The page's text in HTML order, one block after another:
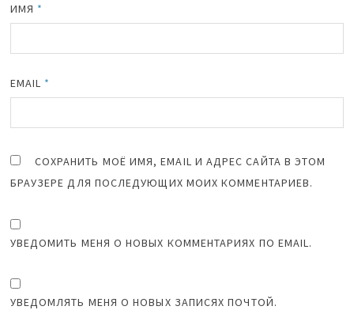
ИМЯ *
EMAIL *
СОХРАНИТЬ МОЁ ИМЯ, EMAIL И АДРЕС САЙТА В ЭТОМ
БРАУЗЕРЕ ДЛЯ ПОСЛЕДУЮЩИХ МОИХ КОММЕНТАРИЕВ.
УВЕДОМИТЬ МЕНЯ О НОВЫХ КОММЕНТАРИЯХ ПО EMAIL.
УВЕДОМЛЯТЬ МЕНЯ О НОВЫХ ЗАПИСЯХ ПОЧТОЙ.